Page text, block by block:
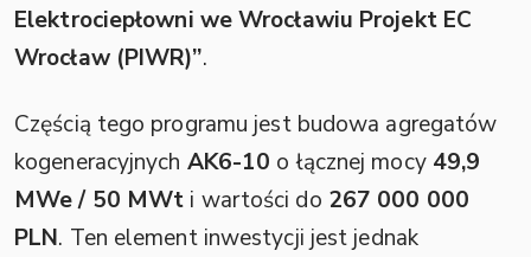
Elektrociepłowni we Wrocławiu Projekt EC
Wrocław (PIWR)”.
Częścią tego programu jest budowa agregatów
kogeneracyjnych AK6-10 o łącznej mocy 49,9
MWe / 50 MWt i wartości do 267 000 000
PLN. Ten element inwestycji jest jednak